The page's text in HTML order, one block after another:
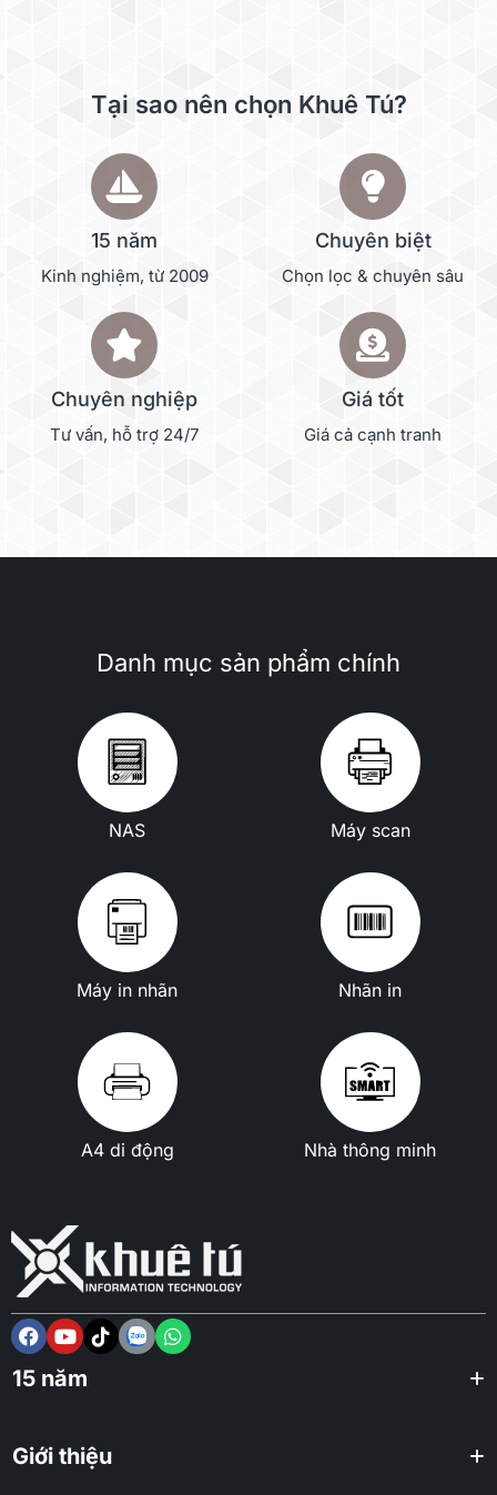
Tại sao nên chọn Khuê Tú?
15 năm
Kinh nghiệm, từ 2009
Chuyên biệt
Chọn lọc & chuyên sâu
Chuyên nghiệp
Tư vấn, hỗ trợ 24/7
Giá tốt
Giá cả cạnh tranh
Danh mục sản phẩm chính
NAS Máy scan
Máy in nhãn Nhãn in
A4 di động Nhà thông minh
15 năm
Giới thiệu